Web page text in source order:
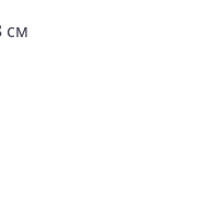
см